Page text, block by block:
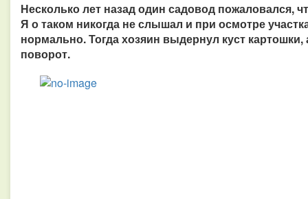
Несколько лет назад один садовод пожаловался,
Я о таком никогда не слышал и при осмотре
нормально. Тогда хозяин выдернул куст
поворот.